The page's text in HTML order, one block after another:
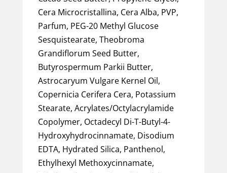
Cera Microcristallina, Cera Alba, PVP,
Parfum, PEG-20 Methyl Glucose
Sesquistearate, Theobroma
Grandiflorum Seed Butter,
Butyrospermum Parkii Butter,
Astrocaryum Vulgare Kernel Oil,
Copernicia Cerifera Cera, Potassium
Stearate, Acrylates/Octylacrylamide
Copolymer, Octadecyl Di-T-Butyl-4-
Hydroxyhydrocinnamate, Disodium
EDTA, Hydrated Silica, Panthenol,
Ethylhexyl Methoxycinnamate,